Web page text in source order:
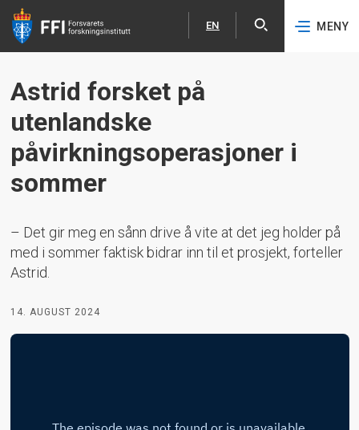
Hopp til hovedinnhold
EN
English MENY
Astrid forsket på
utenlandske
påvirkningsoperasjoner i
sommer
– Det gir meg en sånn drive å vite at det jeg holder på
med i sommer faktisk bidrar inn til et prosjekt, forteller
Astrid.
14. AUGUST 2024